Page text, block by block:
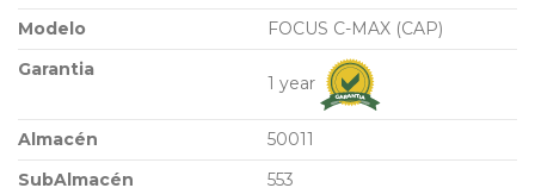
Modelo
FOCUS C-MAX (CAP)
Garantia
1 year
Almacén
50011
SubAlmacén
553